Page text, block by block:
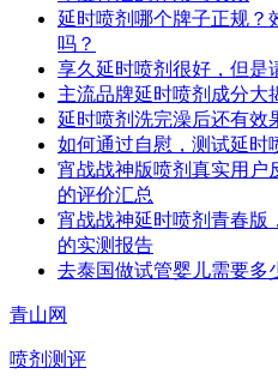
延时喷剂哪个牌子正规？
吗？
享久延时喷剂很好，但是
主流品牌延时喷剂成分大
延时喷剂洗完澡后还有效
如何通过自慰，测试延时
宵战战神版喷剂真实用户
的评价汇总
宵战战神延时喷剂青春版
的实测报告
去泰国做试管婴儿需要多
青山网
喷剂测评